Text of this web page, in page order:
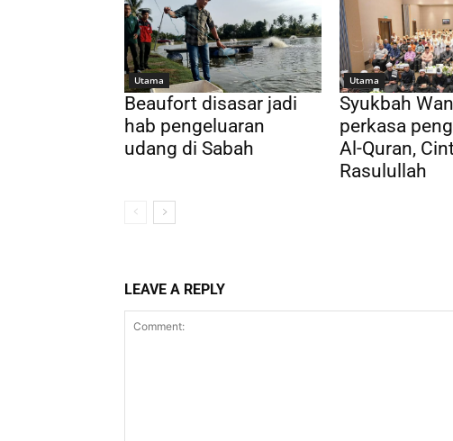
Utama
Beaufort disasar jadi
hab pengeluaran
udang di Sabah
Utama
Syukbah
perkasa
Al-Quran,
Rasulullah
LEAVE A REPLY